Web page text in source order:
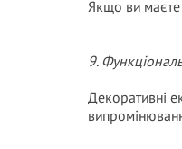
Якщо ви маєте
9.
Декоративні